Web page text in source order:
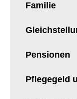
Familie
Pensionen
Pflegegeld